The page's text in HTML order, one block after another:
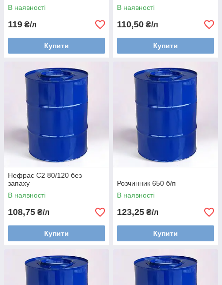
В наявності
119 ₴/л
Купити
В наявності
110,50 ₴/л
Купити
Нефрас С2 80/120 без
запаху
В наявності
108,75 ₴/л
Купити
Розчинник 650 б/п
В наявності
123,25 ₴/л
Купити